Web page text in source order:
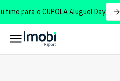
time para o CUPOLA Aluguel Day